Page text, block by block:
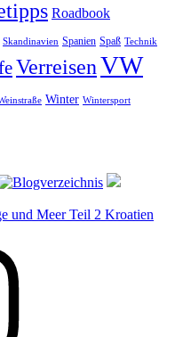
Roadbook
Skandinavien Spanien Spaß Technik
VerreisenVW
Winter Wintersport
und Meer Teil 2 Kroatien